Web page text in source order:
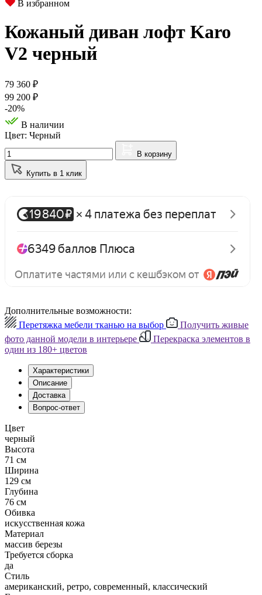
В избранном
Кожаный диван лофт Karo
V2 черный
79 360 ₽
99 200 ₽
-20%
В наличии
Цвет: Черный
В корзину
Купить в 1 клик
Дополнительные возможности:
Перетяжка мебели тканью на выбор
Получить живые
фото данной модели в интерьере
Перекраска элементов в
один из 180+ цветов
Характеристики
Описание
Доставка
Вопрос-ответ
Цвет
черный
Высота
71 см
Ширина
129 см
Глубина
76 см
Обивка
искусственная кожа
Материал
массив березы
Требуется сборка
да
Стиль
американский, ретро, современный, классический